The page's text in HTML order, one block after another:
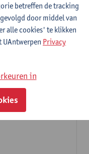
6
in de
talen.
betreffen de tracking
door middel van
alle cookies' te klikken
UAntwerpen Privacy
in